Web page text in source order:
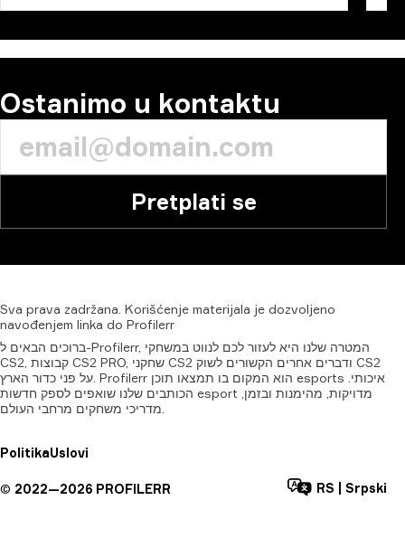
Ostanimo u kontaktu
Pretplati se
Sva prava zadržana. Korišćenje materijala je dozvoljeno
navođenjem linka do Profilerr
ברוכים הבאים ל-Profilerr, המטרה שלנו היא לעזור לכם לנווט במשחקי
CS2, קבוצות CS2 PRO, שחקני CS2 ודברים אחרים הקשורים לשוק CS2
על פני כדור הארץ. Profilerr הוא המקום בו תמצאו תוכן esports איכותי.
הכותבים שלנו שואפים לספק חדשות esport מדויקות, מהימנות ובזמן,
PolitikaUslovi
© 2022—2026 PROFILERR RS Srpski